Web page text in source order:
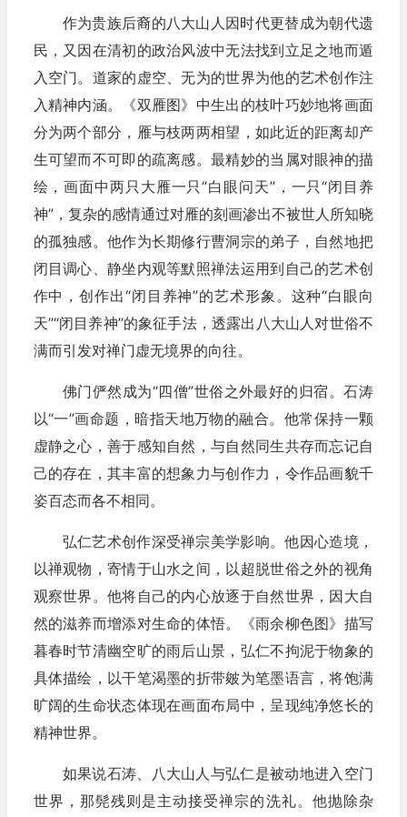
作为贵族后裔的八大山人因时代更替成为朝代遗
民，又因在清初的政治风波中无法找到立足之地而遁
入空门。道家的虚空、无为的世界为他的艺术创作注
入精神内涵。《双雁图》中生出的枝叶巧妙地将画面
分为两个部分，雁与枝两两相望，如此近的距离却产
生可望而不可即的疏离感。最精妙的当属对眼神的描
绘，画面中两只大雁一只“白眼问天”，一只“闭目养
神”，复杂的感情通过对雁的刻画渗出不被世人所知晓
的孤独感。他作为长期修行曹洞宗的弟子，自然地把
闭目调心、静坐内观等默照禅法运用到自己的艺术创
作中，创作出“闭目养神”的艺术形象。这种“白眼向
天”“闭目养神”的象征手法，透露出八大山人对世俗不
满而引发对禅门虚无境界的向往。
佛门俨然成为“四僧”世俗之外最好的归宿。石涛
以“一”画命题，暗指天地万物的融合。他常保持一颗
虚静之心，善于感知自然，与自然同生共存而忘记自
己的存在，其丰富的想象力与创作力，令作品画貌千
姿百态而各不相同。
弘仁艺术创作深受禅宗美学影响。他因心造境，
以禅观物，寄情于山水之间，以超脱世俗之外的视角
观察世界。他将自己的内心放逐于自然世界，因大自
然的滋养而增添对生命的体悟。《雨余柳色图》描写
暮春时节清幽空旷的雨后山景，弘仁不拘泥于物象的
具体描绘，以干笔渴墨的折带皴为笔墨语言，将饱满
旷阔的生命状态体现在画面布局中，呈现纯净悠长的
精神世界。
如果说石涛、八大山人与弘仁是被动地进入空门
世界，那髡残则是主动接受禅宗的洗礼。他抛除杂